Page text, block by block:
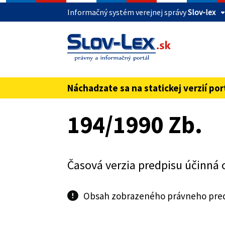
Informačný systém verejnej správySlov-lex
Táto stránka je zabezpečená
Buďte pozorní a vždy sa uistite, že zdieľate
pred názvom domény webového sídla.
Náchadzate sa na statickej verzií
194/1990 Zb.
Časová verzia predpisu účinná
Obsah zobrazeného právneho